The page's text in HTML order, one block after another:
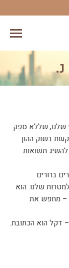
שלנו, שללא ספק
בשוק ההון.
להשיג תשואות
ברורים
שלנו. הוא
– מחפש את
דקל הוא הכתובת.